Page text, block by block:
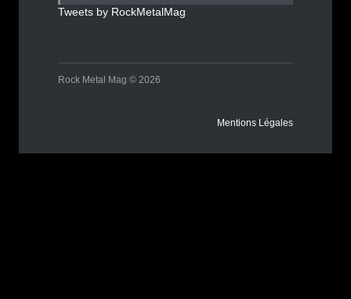
Tweets by RockMetalMag
Rock Metal Mag © 2026
Mentions Légales